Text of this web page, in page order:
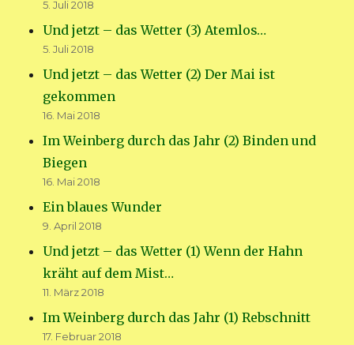
5. Juli 2018
Und jetzt – das Wetter (3) Atemlos…
5. Juli 2018
Und jetzt – das Wetter (2) Der Mai ist
gekommen
16. Mai 2018
Im Weinberg durch das Jahr (2) Binden und
Biegen
16. Mai 2018
Ein blaues Wunder
9. April 2018
Und jetzt – das Wetter (1) Wenn der Hahn
kräht auf dem Mist…
11. März 2018
Im Weinberg durch das Jahr (1) Rebschnitt
17. Februar 2018